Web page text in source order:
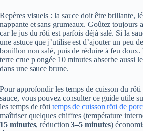
Repères visuels : la sauce doit être brillante,
nappante et sans grumeaux. Goûtez toujours
car le jus du rôti est parfois déjà salé. Si la
une astuce que j’utilise est d’ajouter un peu
bouillon non salé, puis de réduire à feu doux.
terre crue plongée 10 minutes absorbe aussi
dans une sauce brune.
Pour approfondir les temps de cuisson du rôti
sauce, vous pouvez consulter ce guide utile
les temps de rôti temps de cuisson rôti de porc
maîtriser quelques chiffres (température
15 minutes, réduction 3–5 minutes)